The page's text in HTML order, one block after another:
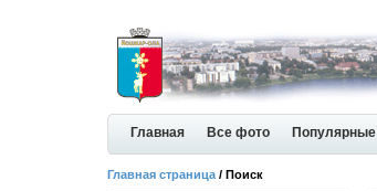
Главная Все фото Популярные
Главная страница / Поиск